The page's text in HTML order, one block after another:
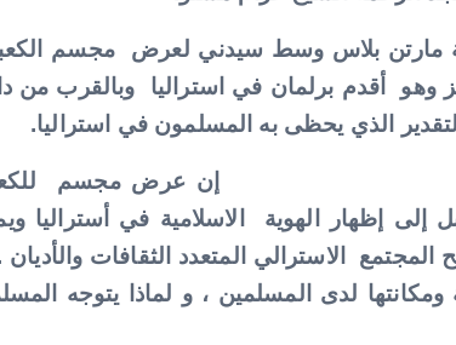
مارتن بلاس وسط سيدني لعرض مجسم
وهو أقدم برلمان في استراليا وبالقرب من
الذي يحظى به المسلمون في استراليا.
إن عرض مجسم
إلى إظهار الهوية الاسلامية في أستراليا
المجتمع الاسترالي المتعدد الثقافات
ومكانتها لدى المسلمين ، و لماذا يتوجه